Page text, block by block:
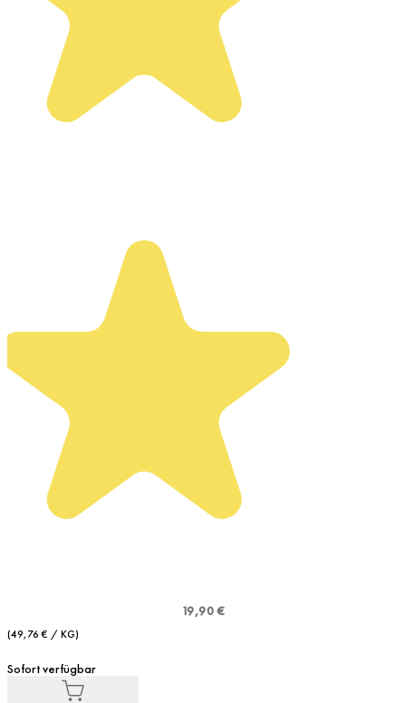
19,90 €
(49,76 € / KG)
Sofort verfügbar